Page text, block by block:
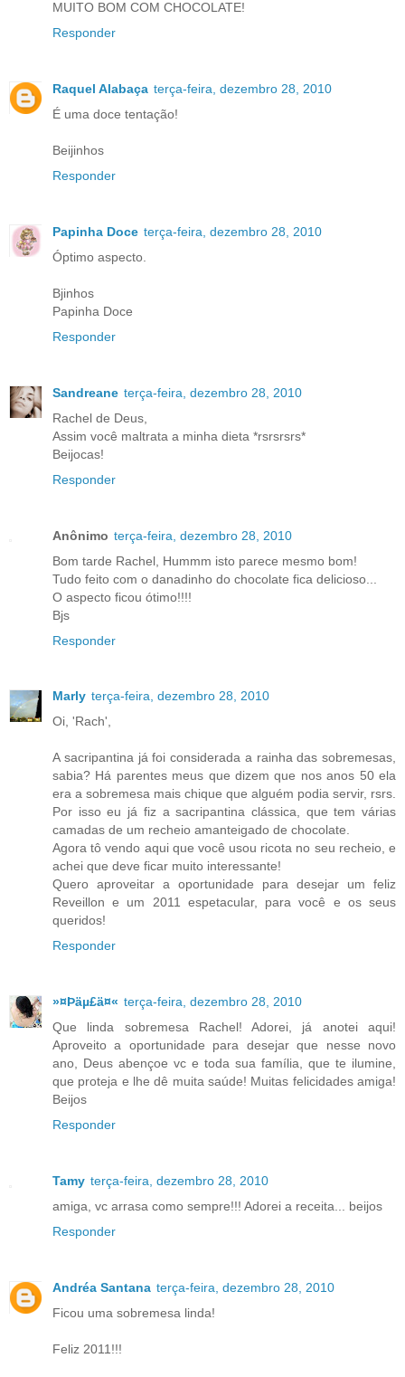
MUITO BOM COM CHOCOLATE!
Responder
Raquel Alabaça terça-feira, dezembro 28, 2010
É uma doce tentação!
Beijinhos
Responder
Papinha Doce terça-feira, dezembro 28, 2010
Óptimo aspecto.
Bjinhos
Papinha Doce
Responder
Sandreane terça-feira, dezembro 28, 2010
Rachel de Deus,
Assim você maltrata a minha dieta *rsrsrsrs*
Beijocas!
Responder
Anônimo terça-feira, dezembro 28, 2010
Bom tarde Rachel, Hummm isto parece mesmo bom!
Tudo feito com o danadinho do chocolate fica delicioso...
O aspecto ficou ótimo!!!!
Bjs
Responder
Marly terça-feira, dezembro 28, 2010
Oi, 'Rach',
A sacripantina já foi considerada a rainha das sobremesas,
sabia? Há parentes meus que dizem que nos anos 50 ela
era a sobremesa mais chique que alguém podia servir, rsrs.
Por isso eu já fiz a sacripantina clássica, que tem várias
camadas de um recheio amanteigado de chocolate.
Agora tô vendo aqui que você usou ricota no seu recheio, e
achei que deve ficar muito interessante!
Quero aproveitar a oportunidade para desejar um feliz
Reveillon e um 2011 espetacular, para você e os seus
queridos!
Responder
»¤Þäµ£ä¤« terça-feira, dezembro 28, 2010
Que linda sobremesa Rachel! Adorei, já anotei aqui!
Aproveito a oportunidade para desejar que nesse novo
ano, Deus abençoe vc e toda sua família, que te ilumine,
que proteja e lhe dê muita saúde! Muitas felicidades amiga!
Beijos
Responder
Tamy terça-feira, dezembro 28, 2010
amiga, vc arrasa como sempre!!! Adorei a receita... beijos
Responder
Andréa Santana terça-feira, dezembro 28, 2010
Ficou uma sobremesa linda!
Feliz 2011!!!